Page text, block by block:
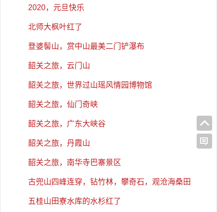
2020，元旦快乐
北师大枫叶红了
登婆髻山，赏中山最美二门铲瀑布
韶关之旅，云门山
韶关之旅，世界过山瑶风情园博物馆
韶关之旅，仙门奇峡
韶关之旅，广东大峡谷
韶关之旅，丹霞山
韶关之旅，南华寺巴寨景区
古兜山四峰连穿，钻竹林，攀奇石，观沧海桑田
五桂山田寮水库的水杉红了